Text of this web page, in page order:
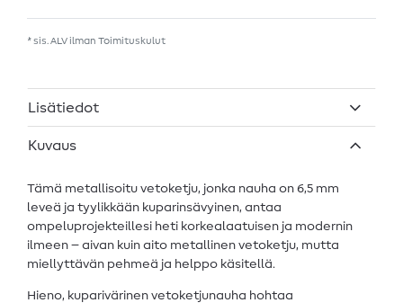
* sis. ALV ilman Toimituskulut
Lisätiedot
Kuvaus
Tämä metallisoitu vetoketju, jonka nauha on 6,5 mm
leveä ja tyylikkään kuparinsävyinen, antaa
ompeluprojekteillesi heti korkealaatuisen ja modernin
ilmeen – aivan kuin aito metallinen vetoketju, mutta
miellyttävän pehmeä ja helppo käsitellä.
Hieno, kuparivärinen vetoketjunauha hohtaa